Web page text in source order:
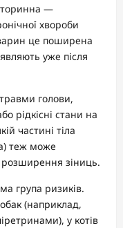
—
хвороби
це поширена
уже після
голови,
рідкісні стани на
частині тіла
теж може
розширення зіниць.
група ризиків.
(наприклад,
у котів